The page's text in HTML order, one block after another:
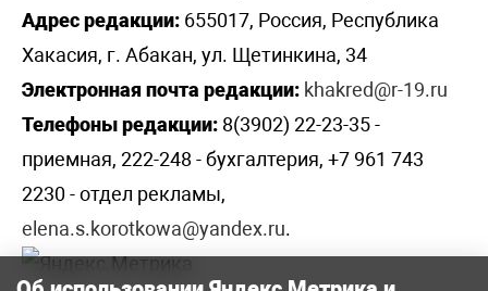
Адрес редакции: 655017, Россия, Республика
Хакасия, г. Абакан, ул. Щетинкина, 34
Электронная почта редакции: khakred@r-19.ru
Телефоны редакции: 8(3902) 22-23-35 -
приемная, 222-248 - бухгалтерия, +7 961 743
2230 - отдел рекламы,
elena.s.korotkowa@yandex.ru.